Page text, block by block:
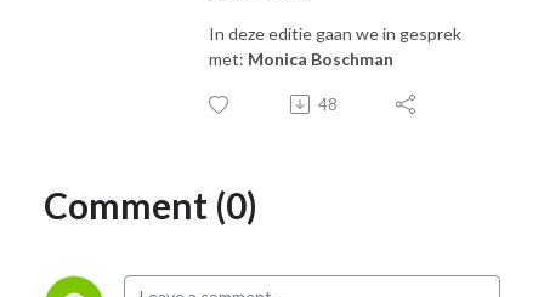
In deze editie gaan we in gesprek
met: Monica Boschman
48
Comment (0)